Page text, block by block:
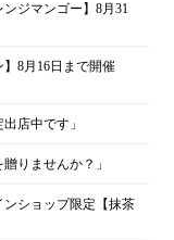
ンジマンゴー】8月31
】8月16日まで開催
店中です」
りませんか？」
ンショップ限定【抹茶